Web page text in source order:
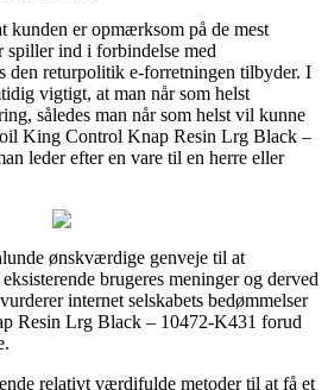
kunden er opmærksom på de mest
spiller ind i forbindelse med
den returpolitik e-forretningen tilbyder. I
vigtigt, at man når som helst
således man når som helst vil kunne
King Control Knap Resin Lrg Black –
leder efter en vare til en herre eller
ønskværdige genveje til at
brugeres meninger og derved
internet selskabets bedømmelser
Resin Lrg Black – 10472-K431 forud
relativt værdifulde metoder til at få et